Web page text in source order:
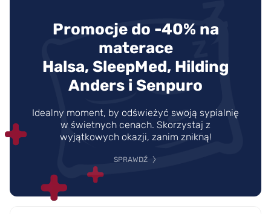
Promocje do -40% na
materace
Halsa, SleepMed, Hilding
Anders i Senpuro
Idealny moment, by odświeżyć swoją sypialnię
w świetnych cenach. Skorzystaj z
wyjątkowych okazji, zanim znikną!
SPRAWDŹ